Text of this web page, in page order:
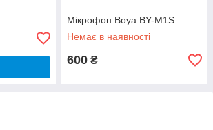
Мікрофон Boya BY-M1S
Немає в наявності
600 ₴